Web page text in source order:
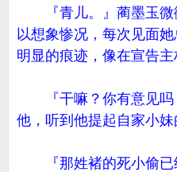
『青儿。』蔺墨玉微
以想象惨况，每次见面
明显的痕迹，像在宣告主
『干嘛？你有意见吗
他，听到他提起自家小妹
『那姓褚的死小偷已